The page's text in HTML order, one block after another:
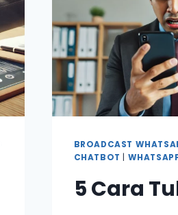
BROADCAST
CHATBOT
5 Cara